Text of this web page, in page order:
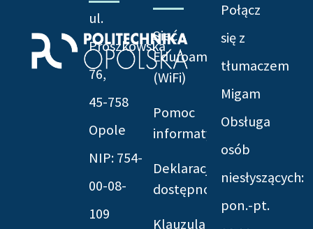
ul.
Prószkowska
76,
45-758
Opole
NIP: 754-
00-08-
109
Sieć
Eduroam
(WiFi)
Pomoc
informatyczna
Deklaracja
dostępności
Klauzula
Połącz
się z
tłumaczem
Migam
Obsługa
osób
niesłyszących:
pon.-pt.